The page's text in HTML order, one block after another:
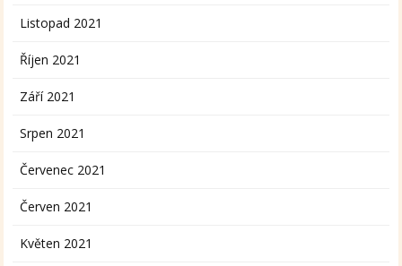
Listopad 2021
Říjen 2021
Září 2021
Srpen 2021
Červenec 2021
Červen 2021
Květen 2021